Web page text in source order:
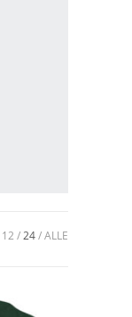
12 24 ALLE